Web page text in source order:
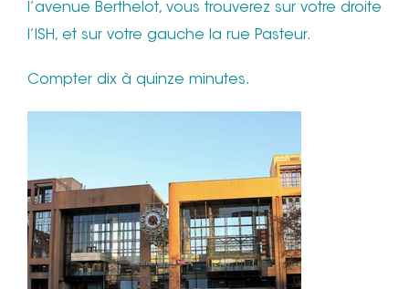
l’avenue Berthelot, vous trouverez sur votre droite
l’ISH, et sur votre gauche la rue Pasteur.
Compter dix à quinze minutes.